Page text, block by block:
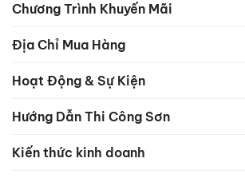
Chương Trình Khuyến Mãi
Địa Chỉ Mua Hàng
Hoạt Động & Sự Kiện
Hướng Dẫn Thi Công Sơn
Kiến thức kinh doanh